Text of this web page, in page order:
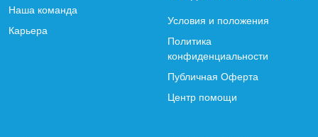
Наша команда
Карьера
Условия и положения
Политика
конфиденциальности
Публичная Оферта
Центр помощи